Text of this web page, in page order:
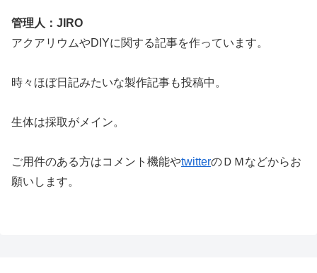
管理人：JIRO
アクアリウムやDIYに関する記事を作っています。
時々ほぼ日記みたいな製作記事も投稿中。
生体は採取がメイン。
ご用件のある方はコメント機能やtwitterのＤＭなどからお
願いします。